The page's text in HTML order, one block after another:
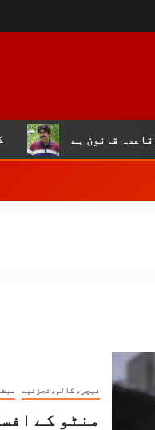
کریمݨ
فیچر، کالم،تجزئیے
منٹو کے